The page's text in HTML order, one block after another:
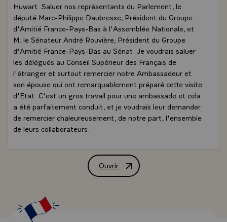
Huwart. Saluer nos représentants du Parlement, le
député Marc-Philippe Daubresse, Président du Groupe
d'Amitié France-Pays-Bas à l'Assemblée Nationale, et
M. le Sénateur André Rouvière, Président du Groupe
d'Amitié France-Pays-Bas au Sénat. Je voudrais saluer
les délégués au Conseil Supérieur des Français de
l'étranger et surtout remercier notre Ambassadeur et
son épouse qui ont remarquablement préparé cette visite
d'Etat. C'est un gros travail pour une ambassade et cela
a été parfaitement conduit, et je voudrais leur demander
de remercier chaleureusement, de notre part, l'ensemble
de leurs collaborateurs.
sommes deux grandes et vieilles nations un peu
susceptibles parfois et qui n'aimons pas beaucoup que
notre indépendance. Ce qui fait que nous avons eu des
moments d'irritation, des difficultés, des problèmes, qui n
`ont jamais été très loin, mais qui ont parfois créé une
Ouvrir
Déclaration de M. Jacques Chirac,